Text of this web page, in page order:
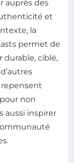
auprès des
et
la
permet de
ciblé,
non
aussi inspirer